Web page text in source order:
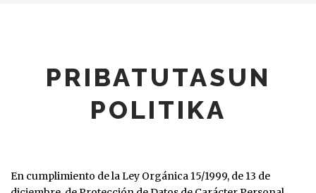
PRIBATUTASUN
POLITIKA
En cumplimiento de la Ley Orgánica 15/1999, de 13 de